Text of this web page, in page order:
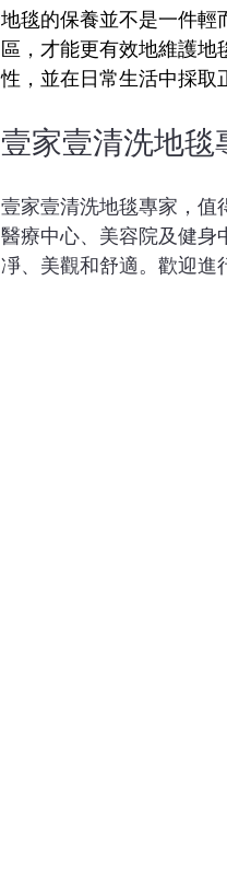
地毯的保養並不是一件輕
區，才能更有效地維護
性，並在日常生活中採取
壹家壹清洗地毯
壹家壹清洗地毯專家，值
醫療中心、美容院及健身
凈、美觀和舒適。歡迎進